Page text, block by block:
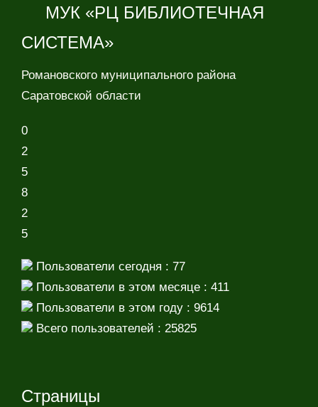
МУК «РЦ БИБЛИОТЕЧНАЯ
СИСТЕМА»
Романовского муниципального района
Саратовской области
0
2
5
8
2
5
Пользователи сегодня : 77
Пользователи в этом месяце : 411
Пользователи в этом году : 9614
Всего пользователей : 25825
Страницы